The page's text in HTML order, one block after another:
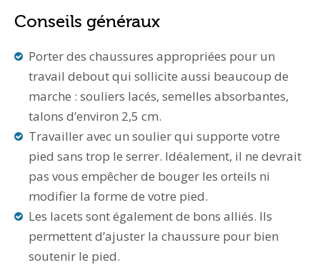
Conseils généraux
Porter des chaussures appropriées pour un
travail debout qui sollicite aussi beaucoup de
marche : souliers lacés, semelles absorbantes,
talons d’environ 2,5 cm.
Travailler avec un soulier qui supporte votre
pied sans trop le serrer. Idéalement, il ne devrait
pas vous empêcher de bouger les orteils ni
modifier la forme de votre pied.
Les lacets sont également de bons alliés. Ils
permettent d’ajuster la chaussure pour bien
soutenir le pied.